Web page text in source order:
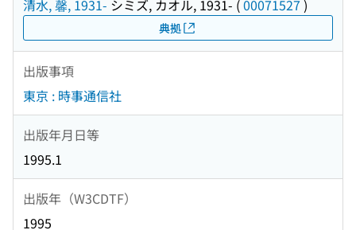
清水, 馨, 1931- シミズ, カオル, 1931- (00071527 )
典拠
出版事項
東京 : 時事通信社
出版年月日等
1995.1
出版年（W3CDTF）
1995